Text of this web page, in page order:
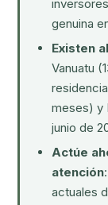
genuina
Existen
Vanuatu
meses) y
junio de
Actúe
atención
actuales